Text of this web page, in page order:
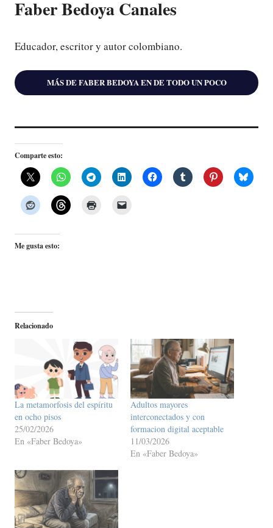
Faber Bedoya Canales
Educador, escritor y autor colombiano.
MÁS DE FABER BEDOYA EN DE TODO UN POCO
Comparte esto:
Me gusta esto:
Relacionado
La metamorfosis del espíritu
en ocho pisos
25/02/2026
En «Faber Bedoya»
Adultos mayores
interconectados y con
formacion digital aceptable
11/03/2026
En «Faber Bedoya»